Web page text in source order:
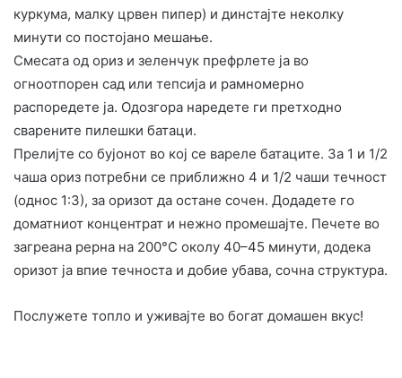
куркума, малку црвен пипер) и динстајте неколку
минути со постојано мешање.
Смесата од ориз и зеленчук префрлете ја во
огноотпорен сад или тепсија и рамномерно
распоредете ја. Одозгора наредете ги претходно
сварените пилешки батаци.
Прелијте со бујонот во кој се вареле батаците. За 1 и 1/2
чаша ориз потребни се приближно 4 и 1/2 чаши течност
(однос 1:3), за оризот да остане сочен. Додадете го
доматниот концентрат и нежно промешајте. Печете во
загреана рерна на 200°C околу 40–45 минути, додека
оризот ја впие течноста и добие убава, сочна структура.
Послужете топло и уживајте во богат домашен вкус!